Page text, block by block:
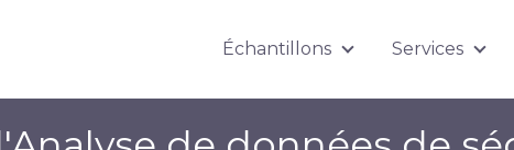
Échantillons
Show submenu
Services